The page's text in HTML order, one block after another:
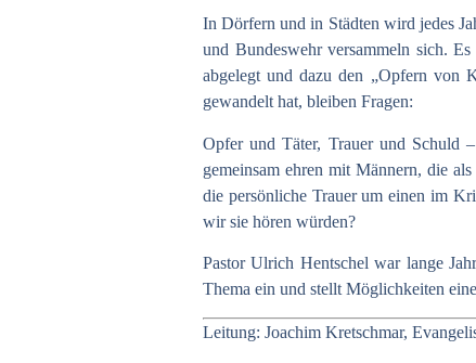
In Dörfern und in Städten wird jedes
und Bundeswehr versammeln sich.
abgelegt und dazu den „Opfern von
gewandelt hat, bleiben Fragen:
Opfer und Täter, Trauer und Schuld
gemeinsam ehren mit Männern, die
die persönliche Trauer um einen im
wir sie hören würden?
Pastor Ulrich Hentschel war lange
Thema ein und stellt Möglichkeiten
Leitung: Joachim Kretschmar,